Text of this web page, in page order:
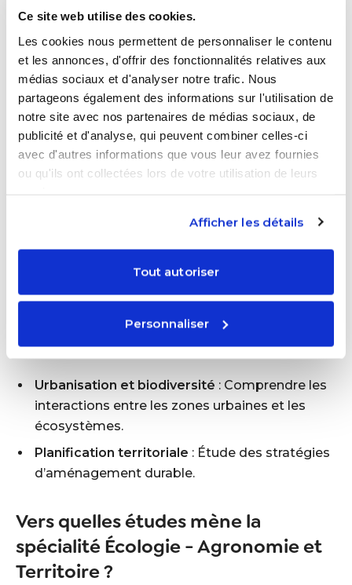
Ce site web utilise des cookies.
Les cookies nous permettent de personnaliser le contenu
et les annonces, d'offrir des fonctionnalités relatives aux
médias sociaux et d'analyser notre trafic. Nous
partageons également des informations sur l'utilisation de
notre site avec nos partenaires de médias sociaux, de
publicité et d'analyse, qui peuvent combiner celles-ci
avec d'autres informations que vous leur avez fournies
ou qu'ils ont collectées lors de votre utilisation de leurs
Afficher les détails
Tout autoriser
Personnaliser
Thématique 1 : Transition écologique et
Changement climatique: Étude des causes,
impacts et solutions.
Énergies renouvelables : Analyse des
technologies et des politiques d’intégration.
Thématique 2 : Agriculture innovante
numériques et de la robotique en agriculture.
Gestion des sols et des cultures: Étude des
pratiques de conservation et d’enrichissement
des sols.
Thématique 3 : Gestion des territoires face aux
enjeux environnementaux
Urbanisation et biodiversité : Comprendre les
interactions entre les zones urbaines et les
écosystèmes.
Planification territoriale : Étude des stratégies
d’aménagement durable.
Vers quelles études mène la
spécialité Écologie - Agronomie et
Territoire ?